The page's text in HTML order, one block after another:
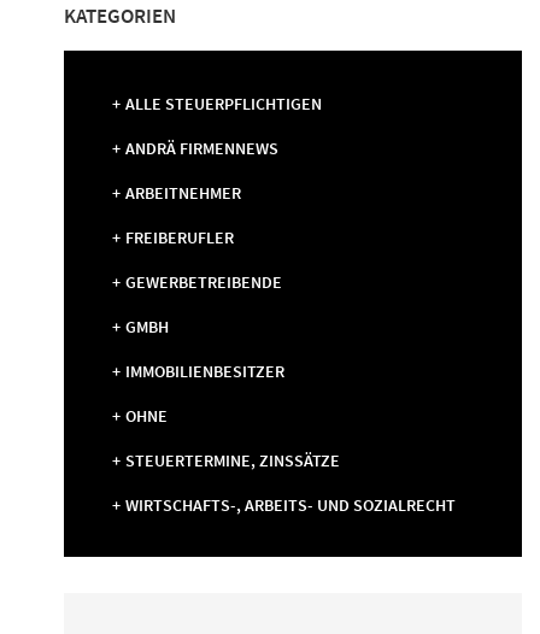
KATEGORIEN
ALLE STEUERPFLICHTIGEN
ANDRÄ FIRMENNEWS
ARBEITNEHMER
FREIBERUFLER
GEWERBETREIBENDE
GMBH
IMMOBILIENBESITZER
OHNE
STEUERTERMINE, ZINSSÄTZE
WIRTSCHAFTS-, ARBEITS- UND SOZIALRECHT